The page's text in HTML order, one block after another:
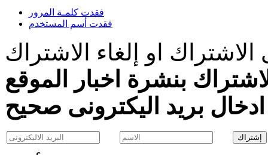
فقدت كلمـة المرور
فقدت أسم المستخدم
او إلغاء الاشتراك
بنشرة اخبار الموقع